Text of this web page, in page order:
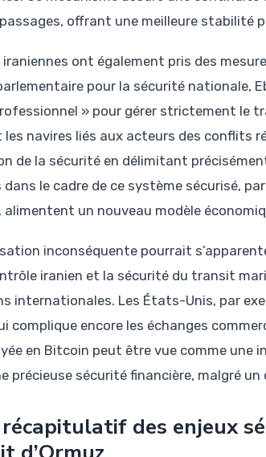
offrant une meilleure stabilité
ont également pris des
pour la sécurité nationale,
» pour gérer strictement le
navires liés aux acteurs des conflits
de la sécurité en délimitant
le cadre de ce système sécurisé,
alimentent un nouveau modèle
inconséquente pourrait
iranien et la sécurité du transit
internationales. Les États-Unis, par
complique encore les échanges
en Bitcoin peut être vue comme
précieuse sécurité financière, malgré
des enjeux